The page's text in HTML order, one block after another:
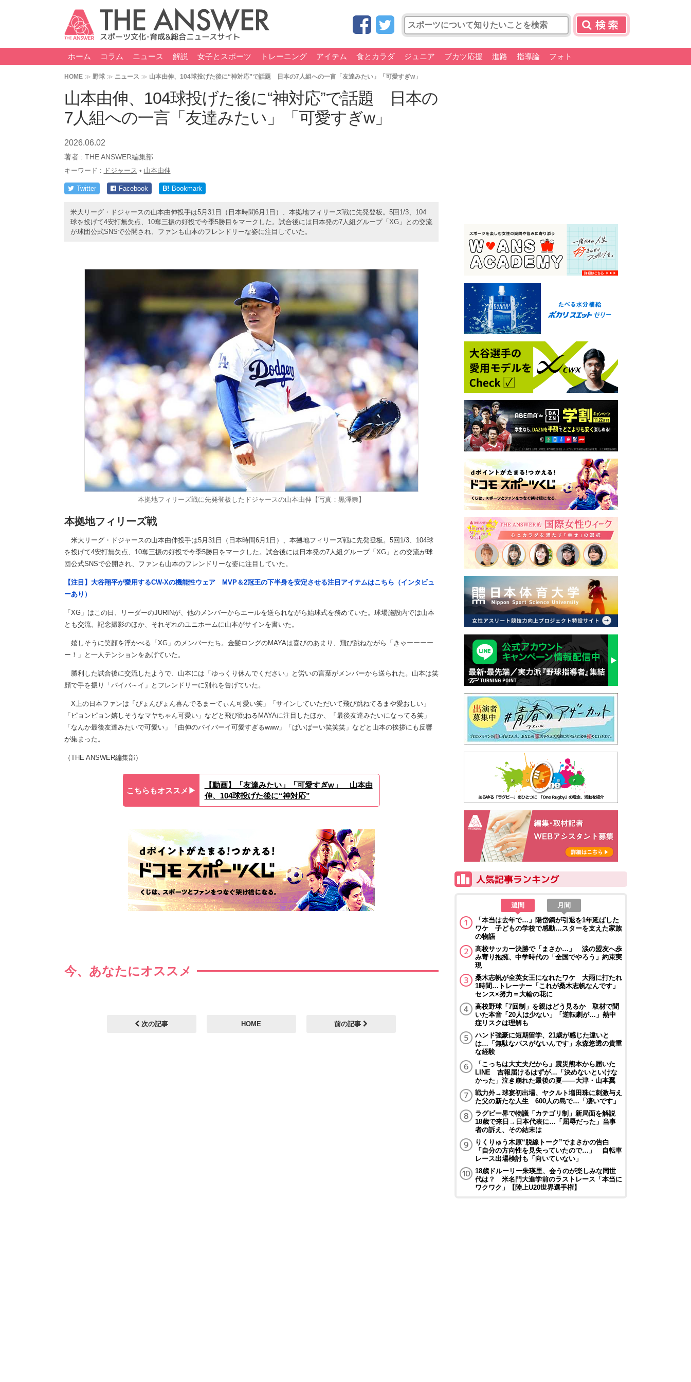
ホーム コラム ニュース 解説 女子とスポーツ トレーニング アイテム 食とカラダ ジュニア ブカツ応援 進路 指導論 フォト
HOME 野球 ニュース 山本由伸、104球投げた後に“神対応”で話題 日本の7人組への一言「友達みたい」「可愛すぎw」
山本由伸、104球投げた後に“神対応”で話題 日本の
7人組への一言「友達みたい」「可愛すぎw」
2026.06.02
著者 : THE ANSWER編集部
キーワード : ドジャース • 山本由伸
Twitter Facebook B! Bookmark
米大リーグ・ドジャースの山本由伸投手は5月31日（日本時間6月1日）、本拠地フィリーズ戦に先発登板。5回1/3、104
球を投げて4安打無失点、10奪三振の好投で今季5勝目をマークした。試合後には日本発の7人組グループ「XG」との交流
が球団公式SNSで公開され、ファンも山本のフレンドリーな姿に注目していた。
本拠地フィリーズ戦に先発登板したドジャースの山本由伸【写真：黒澤崇】
本拠地フィリーズ戦
米大リーグ・ドジャースの山本由伸投手は5月31日（日本時間6月1日）、本拠地フィリーズ戦に先発登板。5回1/3、104球
を投げて4安打無失点、10奪三振の好投で今季5勝目をマークした。試合後には日本発の7人組グループ「XG」との交流が球
団公式SNSで公開され、ファンも山本のフレンドリーな姿に注目していた。
【注目】大谷翔平が愛用するCW-Xの機能性ウェア MVP＆2冠王の下半身を安定させる注目アイテムはこちら（インタビュ
ーあり）
「XG」はこの日、リーダーのJURINが、他のメンバーからエールを送られながら始球式を務めていた。球場施設内では山本
とも交流。記念撮影のほか、それぞれのユニホームに山本がサインを書いた。
嬉しそうに笑顔を浮かべる「XG」のメンバーたち。金髪ロングのMAYAは喜びのあまり、飛び跳ねながら「きゃーーーー
ー！」と一人テンションをあげていた。
勝利した試合後に交流したようで、山本には「ゆっくり休んでください」と労いの言葉がメンバーから送られた。山本は笑
顔で手を振り「バイバ～イ」とフレンドリーに別れを告げていた。
X上の日本ファンは「ぴょんぴょん喜んでるまーてぃん可愛い笑」「サインしていただいて飛び跳ねてるまや愛おしい」
「ピョンピョン嬉しそうなマヤちゃん可愛い」などと飛び跳ねるMAYAに注目したほか、「最後友達みたいになってる笑」
「なんか最後友達みたいで可愛い」「由伸のバイバーイ可愛すぎるwww」「ばいばーい笑笑笑」などと山本の挨拶にも反響
が集まった。
（THE ANSWER編集部）
こちらもオススメ▶︎
【動画】「友達みたい」「可愛すぎw」 山本由
伸、104球投げた後に“神対応”
今、あなたにオススメ
次の記事 HOME 前の記事
週間
月間
「本当は去年で…」陽岱鋼が引退を1年延ばした
ワケ 子どもの学校で感動…スターを支えた家族
の物語
高校サッカー決勝で「まさか…」 涙の盟友へ歩
み寄り抱擁、中学時代の「全国でやろう」約束実
現
桑木志帆が全英女王になれたワケ 大雨に打たれ
1時間…トレーナー「これが桑木志帆なんです」
センス×努力＝大輪の花に
高校野球「7回制」を親はどう見るか 取材で聞
いた本音「20人は少ない」「逆転劇が…」熱中
症リスクは理解も
ハンド強豪に短期留学、21歳が感じた違いと
は…「無駄なパスがないんです」永森悠透の貴重
な経験
「こっちは大丈夫だから」震災熊本から届いた
LINE 吉報届けるはずが…「決めないといけな
かった」泣き崩れた最後の夏――大津・山本翼
戦力外→球宴初出場、ヤクルト増田珠に刺激与え
た父の新たな人生 600人の島で…「凄いです」
ラグビー界で物議「カテゴリ制」新局面を解説
18歳で来日→日本代表に…「屈辱だった」当事
者の訴え、その結末は
りくりゅう木原“脱線トーク”でまさかの告白
「自分の方向性を見失っていたので…」 自転車
レース出場検討も「向いていない」
18歳ドルーリー朱瑛里、会うのが楽しみな同世
代は？ 米名門大進学前のラストレース「本当に
ワクワク」【陸上U20世界選手権】